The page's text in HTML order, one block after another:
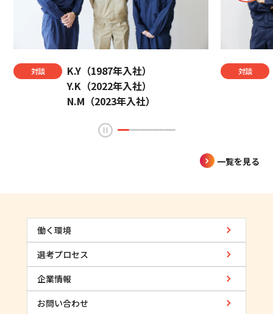
対談
K.Y（1987年入社）
Y.K（2022年入社）
N.M（2023年入社）
対談
一覧を見る
働く環境
選考プロセス
企業情報
お問い合わせ